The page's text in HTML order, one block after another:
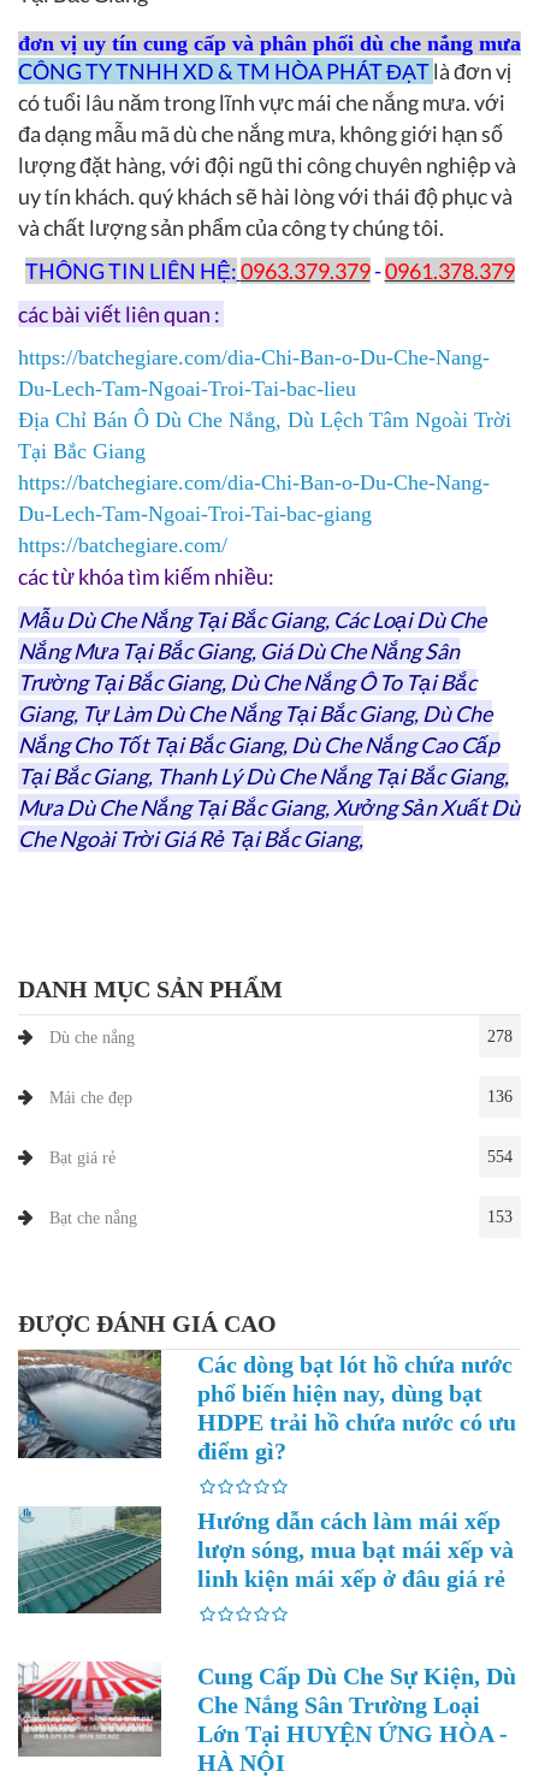
đơn vị uy tín cung cấp và phân phối dù che nắng mưa
CÔNG TY TNHH XD & TM HÒA PHÁT ĐẠTlà đơn vị
có tuổi lâu năm trong lĩnh vực mái che nắng mưa. với
đa dạng mẫu mã dù che nắng mưa, không giới hạn số
lượng đặt hàng, với đội ngũ thi công chuyên nghiệp và
uy tín khách. quý khách sẽ hài lòng với thái độ phục và
và chất lượng sản phẩm của công ty chúng tôi.
THÔNG TIN LIÊN HỆ:0963.379.379-0961.378.379
các bài viết liên quan :
https://batchegiare.com/dia-Chi-Ban-o-Du-Che-Nang-
Du-Lech-Tam-Ngoai-Troi-Tai-bac-lieu
Địa Chỉ Bán Ô Dù Che Nắng, Dù Lệch Tâm Ngoài Trời
Tại Bắc Giang
https://batchegiare.com/dia-Chi-Ban-o-Du-Che-Nang-
Du-Lech-Tam-Ngoai-Troi-Tai-bac-giang
https://batchegiare.com/
các từ khóa tìm kiếm nhiều:
Mẫu Dù Che Nắng Tại Bắc Giang, Các Loại Dù Che
Nắng Mưa Tại Bắc Giang, Giá Dù Che Nắng Sân
Trường Tại Bắc Giang, Dù Che Nắng Ô To Tại Bắc
Giang, Tự Làm Dù Che Nắng Tại Bắc Giang, Dù Che
Nắng Cho Tốt Tại Bắc Giang, Dù Che Nắng Cao Cấp
Tại Bắc Giang, Thanh Lý Dù Che Nắng Tại Bắc Giang,
Mưa Dù Che Nắng Tại Bắc Giang, Xưởng Sản Xuất Dù
Che Ngoài Trời Giá Rẻ Tại Bắc Giang,
DANH MỤC SẢN PHẨM
Dù che nắng 278
Mái che đẹp 136
Bạt giá rẻ 554
Bạt che nắng 153
ĐƯỢC ĐÁNH GIÁ CAO
Các dòng bạt lót hồ chứa nước
phổ biến hiện nay, dùng bạt
HDPE trải hồ chứa nước có ưu
điểm gì?
Hướng dẫn cách làm mái xếp
lượn sóng, mua bạt mái xếp và
linh kiện mái xếp ở đâu giá rẻ
Cung Cấp Dù Che Sự Kiện, Dù
Che Nắng Sân Trường Loại
Lớn Tại HUYỆN ỨNG HÒA -
HÀ NỘI